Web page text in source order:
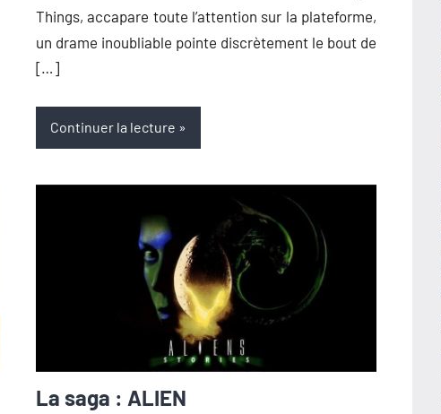
Things, accapare toute l’attention sur la plateforme,
un drame inoubliable pointe discrètement le bout de
[…]
Continuer la lecture
La saga : ALIEN